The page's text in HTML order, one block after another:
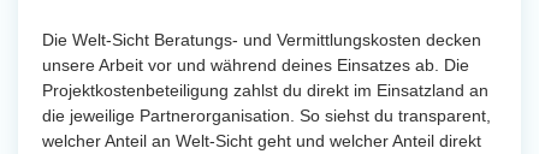
Die Welt-Sicht Beratungs- und Vermittlungskosten decken
unsere Arbeit vor und während deines Einsatzes ab. Die
Projektkostenbeteiligung zahlst du direkt im Einsatzland an
die jeweilige Partnerorganisation. So siehst du transparent,
welcher Anteil an Welt-Sicht geht und welcher Anteil direkt